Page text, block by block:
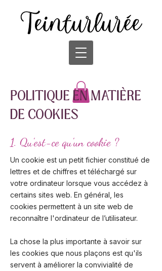
POLITIQUE EN MATIÈRE
DE COOKIES
1. Qu'est-ce qu'un cookie ?
Un cookie est un petit fichier constitué de
lettres et de chiffres et téléchargé sur
votre ordinateur lorsque vous accédez à
certains sites web. En général, les
cookies permettent à un site web de
reconnaître l'ordinateur de l’utilisateur.
La chose la plus importante à savoir sur
les cookies que nous plaçons est qu'ils
servent à améliorer la convivialité de